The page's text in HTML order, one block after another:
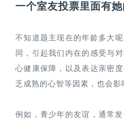
一个室友投票里面有
不知道题主现在的年龄多大
同，引起我们内在的感受与
心健康保障，以及表达亲密
乏成熟的心智等因素，也会
例如，青少年的友谊，通常